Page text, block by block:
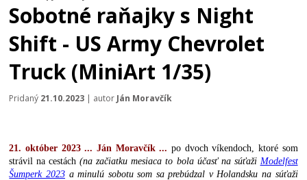
Sobotné raňajky s Night
Shift - US Army Chevrolet
Truck (MiniArt 1/35)
Pridaný 21.10.2023 | autorJán Moravčík
21. október 2023 ... Ján Moravčík ... po dvoch víkendoch, ktoré som
strávil na cestách(na začiatku mesiaca to bola účasť na súťaži Modelfest
Šumperk 2023 a minulú sobotu som sa prebúdzal v Holandsku na súťaži